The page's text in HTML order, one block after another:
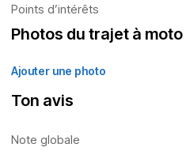
Points d’intérêts
Photos du trajet à moto
Ajouter une photo
Ton avis
Note globale